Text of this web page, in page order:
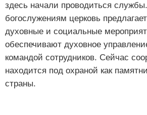
здесь начали проводиться
богослужениям церковь
духовные и социальные
обеспечивают духовное
командой сотрудников. Сейчас
находится под охраной как
страны.